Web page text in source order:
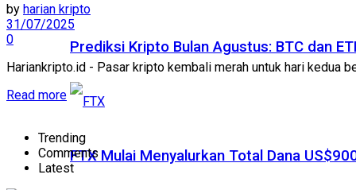
Prediksi Kripto Bulan Agustus: BTC dan
FTX Mulai Menyalurkan Total Dana
by harian kripto
31/07/2025
0
Hariankripto.id - Pasar kripto kembali merah untuk hari kedua
Read more
Trending
Comments
Latest